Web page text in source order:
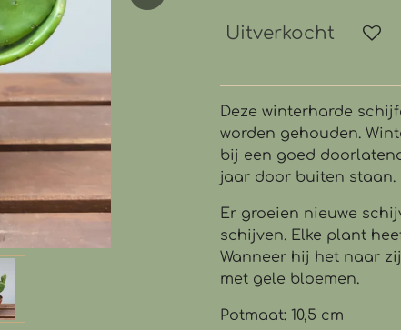
Uitverkocht
Deze winterharde
worden gehouden.
bij een goed
jaar door buiten staan.
Er groeien nieuwe
schijven. Elke plant
Wanneer hij het naar
met gele bloemen.
Potmaat: 10,5 cm